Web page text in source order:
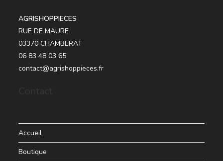
AGRISHOPPIECES
RUE DE MAURE
03370 CHAMBERAT
06 83 48 03 65
contact@agrishoppieces.fr
Accueil
Boutique